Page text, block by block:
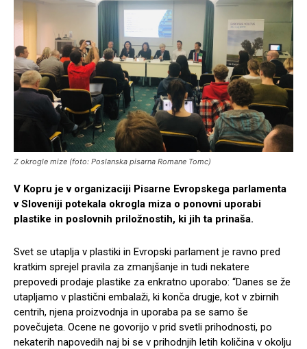
Z okrogle mize (foto: Poslanska pisarna Romane Tomc)
V Kopru je v organizaciji Pisarne Evropskega parlamenta
v Sloveniji potekala okrogla miza o ponovni uporabi
plastike in poslovnih priložnostih, ki jih ta prinaša.
Svet se utaplja v plastiki in Evropski parlament je ravno pred
kratkim sprejel pravila za zmanjšanje in tudi nekatere
prepovedi prodaje plastike za enkratno uporabo: “Danes se že
utapljamo v plastični embalaži, ki konča drugje, kot v zbirnih
centrih, njena proizvodnja in uporaba pa se samo še
povečujeta. Ocene ne govorijo v prid svetli prihodnosti, po
nekaterih napovedih naj bi se v prihodnjih letih količina v okolju